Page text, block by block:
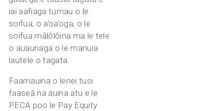
iai aafiaga tumau o le
soifua, o a’oa’oga, o le
soifua mālōlōina ma le tele
o auaunaga o le manuia
lautele o tagata.
Faamauina o lenei tusi
faaseā na auina atu e le
PECA poo le Pay Equity